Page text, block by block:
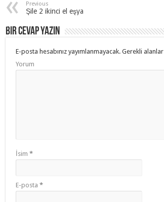
Previous
Şile 2 ikinci el eşya
Bir cevap yazın
E-posta hesabınız yayımlanmayacak.Gerekli alanlar
Yorum
İsim *
E-posta *